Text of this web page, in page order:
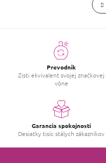
Prevodník
Zisti ekvivalent svojej značkovej
vône
Garancia spokojnosti
Desiatky tisíc stálych zákazníkov